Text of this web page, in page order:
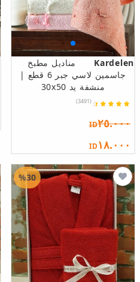
Kardelen
مناديل مطبخ
جاسمين لاسي جبر 6 قطع |
منشفة يد 30x50
(3491)
ID٢٥.٠٠٠
ID١٨.٠٠٠
%30